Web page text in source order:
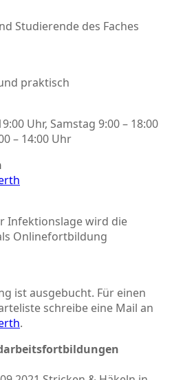
Studierende des Faches
praktisch
Uhr, Samstag 9:00 – 18:00
– 14:00 Uhr
Infektionslage wird die
Onlinefortbildung
ist ausgebucht. Für einen
schreibe eine Mail an
.